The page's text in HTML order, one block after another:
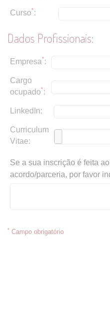
Curso*:
Dados Profissionais:
Empresa*:
Cargo
ocupado*:
LinkedIn:
Curriculum
Vitae:
Se a sua inscrição é feita
acordo/parceria, por favor
* Campo obrigatório